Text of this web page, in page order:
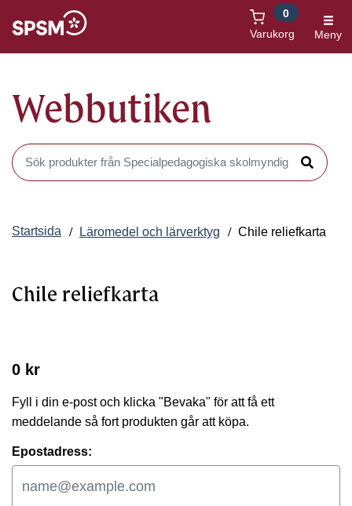
Varukorg
0
Meny
Webbutiken
Sök produkter i Webbutiken
Sök
Startsida Läromedel och lärverktyg Chile reliefkarta
Chile reliefkarta
0 kr
Fyll i din e-post och klicka "Bevaka" för att få ett
meddelande så fort produkten går att köpa.
Epostadress: